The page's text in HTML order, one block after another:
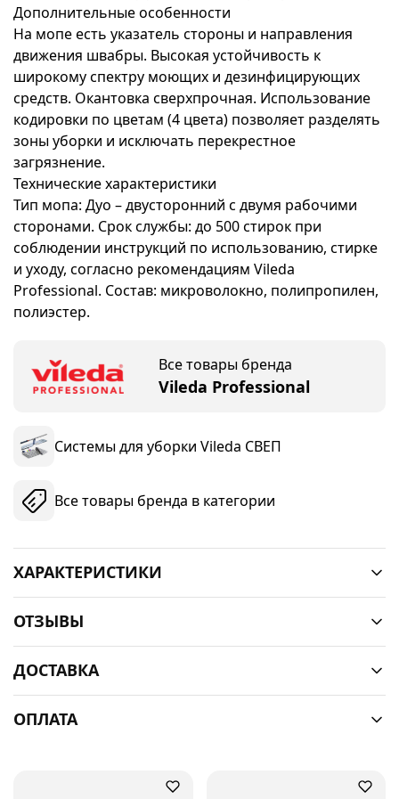
Дополнительные особенности
На мопе есть указатель стороны и направления
движения швабры. Высокая устойчивость к
широкому спектру моющих и дезинфицирующих
средств. Окантовка сверхпрочная. Использование
кодировки по цветам (4 цвета) позволяет разделять
зоны уборки и исключать перекрестное
загрязнение.
Технические характеристики
Тип мопа: Дуо – двусторонний с двумя рабочими
сторонами. Срок службы: до 500 стирок при
соблюдении инструкций по использованию, стирке
и уходу, согласно рекомендациям Vileda
Professional. Состав: микроволокно, полипропилен,
полиэстер.
Все товары бренда
Vileda Professional
Системы для уборки Vileda СВЕП
Все товары бренда в категории
ХАРАКТЕРИСТИКИ
ОТЗЫВЫ
ДОСТАВКА
ОПЛАТА